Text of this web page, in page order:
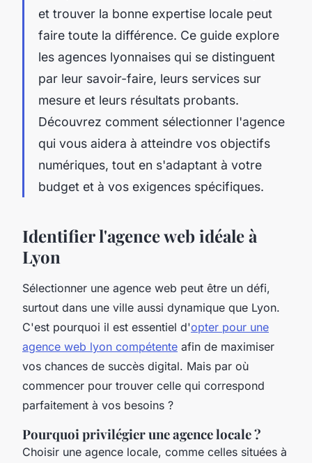
et trouver la bonne expertise locale peut
faire toute la différence. Ce guide explore
les agences lyonnaises qui se distinguent
par leur savoir-faire, leurs services sur
mesure et leurs résultats probants.
Découvrez comment sélectionner l'agence
qui vous aidera à atteindre vos objectifs
numériques, tout en s'adaptant à votre
budget et à vos exigences spécifiques.
Identifier l'agence web idéale à
Lyon
Sélectionner une agence web peut être un défi,
surtout dans une ville aussi dynamique que Lyon.
C'est pourquoi il est essentiel d'opter pour une
agence web lyon compétente afin de maximiser
vos chances de succès digital. Mais par où
commencer pour trouver celle qui correspond
parfaitement à vos besoins ?
Pourquoi privilégier une agence locale ?
Choisir une agence locale, comme celles situées à